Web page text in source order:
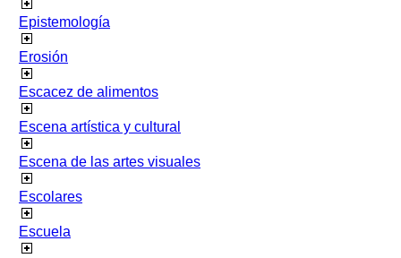
Epistemología
Erosión
Escacez de alimentos
Escena artística y cultural
Escena de las artes visuales
Escolares
Escuela